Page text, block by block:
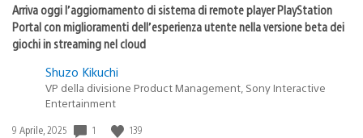
Arriva oggi l’aggiornamento di sistema di remote player PlayStation
Portal con miglioramenti dell’esperienza utente nella versione beta dei
giochi in streaming nel cloud
Shuzo Kikuchi
VP della divisione Product Management, Sony Interactive
Entertainment
Data
9 Aprile, 2025 1 139